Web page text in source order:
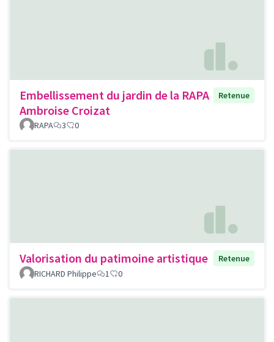
Embellissement du jardin de la RAPA
Ambroise Croizat
Retenue
RAPA 3 0
Valorisation du patimoine artistique
Retenue
RICHARD Philippe
1 0